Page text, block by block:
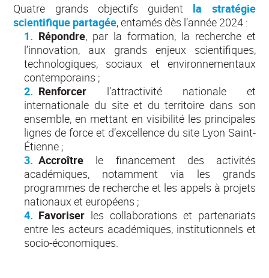
Quatre grands objectifs guident la stratégie
scientifique partagée, entamés dès l’année 2024 :
Répondre, par la formation, la recherche et
l’innovation, aux grands enjeux scientifiques,
technologiques, sociaux et environnementaux
contemporains ;
Renforcer l’attractivité nationale et
internationale du site et du territoire dans son
ensemble, en mettant en visibilité les principales
lignes de force et d’excellence du site Lyon Saint-
Étienne ;
Accroître le financement des activités
académiques, notamment via les grands
programmes de recherche et les appels à projets
nationaux et européens ;
Favoriser les collaborations et partenariats
entre les acteurs académiques, institutionnels et
socio-économiques.